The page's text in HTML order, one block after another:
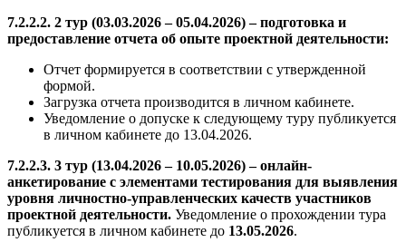
7.2.2.2. 2 тур (03.03.2026 – 05.04.2026) – подготовка и
предоставление отчета об опыте проектной деятельности:
Отчет формируется в соответствии с утвержденной
формой.
Загрузка отчета производится в личном кабинете.
Уведомление о допуске к следующему туру публикуется
в личном кабинете до 13.04.2026.
7.2.2.3. 3 тур (13.04.2026 – 10.05.2026) – онлайн-
анкетирование с элементами тестирования для выявления
уровня личностно-управленческих качеств участников
проектной деятельности. Уведомление о прохождении тура
публикуется в личном кабинете до 13.05.2026.